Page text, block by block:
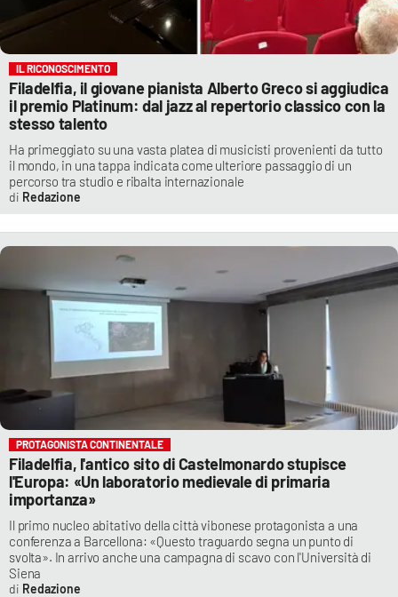
IL RICONOSCIMENTO
Filadelfia, il giovane pianista Alberto Greco si aggiudica
il premio Platinum: dal jazz al repertorio classico con la
stesso talento
Ha primeggiato su una vasta platea di musicisti provenienti da tutto
il mondo, in una tappa indicata come ulteriore passaggio di un
percorso tra studio e ribalta internazionale
Redazione
PROTAGONISTA CONTINENTALE
Filadelfia, l'antico sito di Castelmonardo stupisce
l'Europa: «Un laboratorio medievale di primaria
importanza»
Il primo nucleo abitativo della città vibonese protagonista a una
conferenza a Barcellona: «Questo traguardo segna un punto di
svolta». In arrivo anche una campagna di scavo con l'Università di
Siena
Redazione